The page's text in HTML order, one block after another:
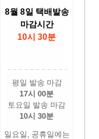
8월 8일 택배발송
마감시간
10시 30분
평일 발송 마감
17시 00분
토요일 발송 마감
10시 30분
일요일, 공휴일에는